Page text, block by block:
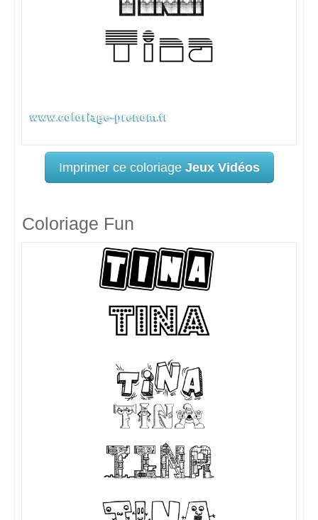
Imprimer ce coloriage Jeux Vidéos
Coloriage Fun